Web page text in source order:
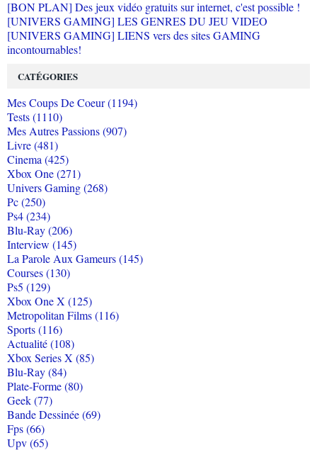
[BON PLAN] Des jeux vidéo gratuits sur internet, c'est possible !
[UNIVERS GAMING] LES GENRES DU JEU VIDEO
[UNIVERS GAMING] LIENS vers des sites GAMING
incontournables!
CATÉGORIES
Mes Coups De Coeur (1194)
Tests (1110)
Mes Autres Passions (907)
Livre (481)
Cinema (425)
Xbox One (271)
Univers Gaming (268)
Pc (250)
Ps4 (234)
Blu-Ray (206)
Interview (145)
La Parole Aux Gameurs (145)
Courses (130)
Ps5 (129)
Xbox One X (125)
Metropolitan Films (116)
Sports (116)
Actualité (108)
Xbox Series X (85)
Blu-Ray (84)
Plate-Forme (80)
Geek (77)
Bande Dessinée (69)
Fps (66)
Upv (65)